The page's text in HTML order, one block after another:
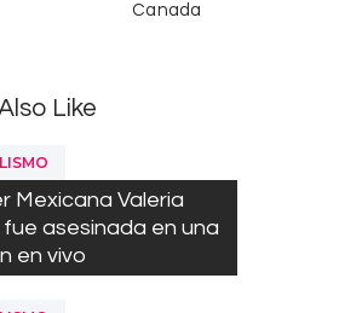
Canada
Like
Mexicana Valeria
asesinada en una
en vivo